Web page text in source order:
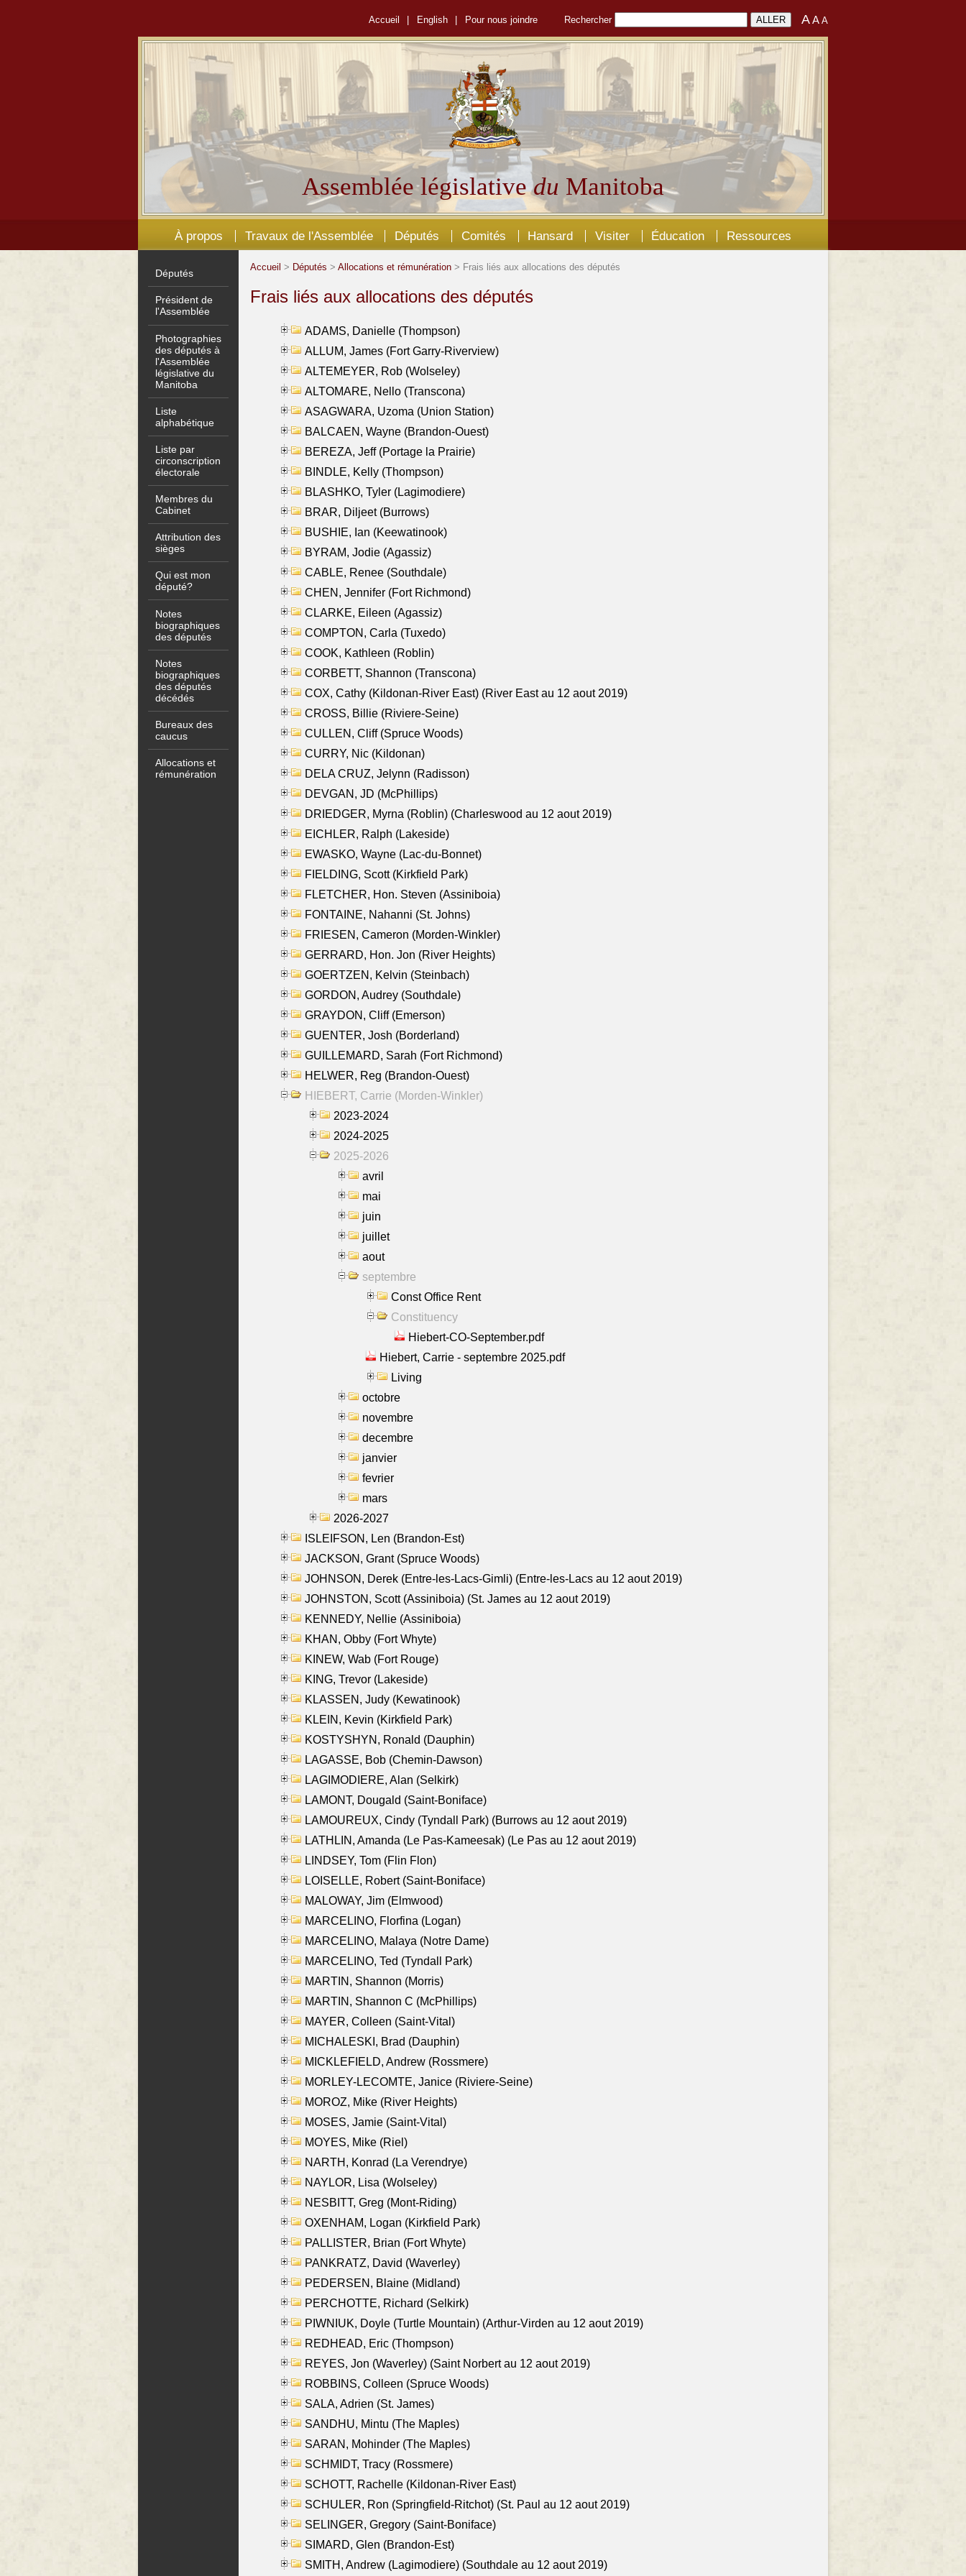
Accueil English Pour nous joindre Rechercher AA A
Assemblée législativedu Manitoba
À propos Travaux de l'Assemblée Députés Comités Hansard Visiter Éducation Ressources
Députés
Président de
l'Assemblée
Photographies
des députés à
l'Assemblée
législative du
Manitoba
Liste
alphabétique
Liste par
circonscription
électorale
Membres du
Cabinet
Attribution des
sièges
Qui est mon
député?
Notes
biographiques
des députés
Notes
biographiques
des députés
décédés
Bureaux des
caucus
Allocations et
rémunération
Accueil > Députés > Allocations et rémunération > Frais liés aux allocations des députés
Frais liés aux allocations des députés
ADAMS, Danielle (Thompson)
ALLUM, James (Fort Garry-Riverview)
ALTEMEYER, Rob (Wolseley)
ALTOMARE, Nello (Transcona)
ASAGWARA, Uzoma (Union Station)
BALCAEN, Wayne (Brandon-Ouest)
BEREZA, Jeff (Portage la Prairie)
BINDLE, Kelly (Thompson)
BLASHKO, Tyler (Lagimodiere)
BRAR, Diljeet (Burrows)
BUSHIE, Ian (Keewatinook)
BYRAM, Jodie (Agassiz)
CABLE, Renee (Southdale)
CHEN, Jennifer (Fort Richmond)
CLARKE, Eileen (Agassiz)
COMPTON, Carla (Tuxedo)
COOK, Kathleen (Roblin)
CORBETT, Shannon (Transcona)
COX, Cathy (Kildonan-River East) (River East au 12 aout 2019)
CROSS, Billie (Riviere-Seine)
CULLEN, Cliff (Spruce Woods)
CURRY, Nic (Kildonan)
DELA CRUZ, Jelynn (Radisson)
DEVGAN, JD (McPhillips)
DRIEDGER, Myrna (Roblin) (Charleswood au 12 aout 2019)
EICHLER, Ralph (Lakeside)
EWASKO, Wayne (Lac-du-Bonnet)
FIELDING, Scott (Kirkfield Park)
FLETCHER, Hon. Steven (Assiniboia)
FONTAINE, Nahanni (St. Johns)
FRIESEN, Cameron (Morden-Winkler)
GERRARD, Hon. Jon (River Heights)
GOERTZEN, Kelvin (Steinbach)
GORDON, Audrey (Southdale)
GRAYDON, Cliff (Emerson)
GUENTER, Josh (Borderland)
GUILLEMARD, Sarah (Fort Richmond)
HELWER, Reg (Brandon-Ouest)
HIEBERT, Carrie (Morden-Winkler)
2023-2024
2024-2025
2025-2026
avril
mai
juin
juillet
aout
septembre
Const Office Rent
Constituency
Hiebert-CO-September.pdf
Hiebert, Carrie - septembre 2025.pdf
Living
octobre
novembre
decembre
janvier
fevrier
mars
2026-2027
ISLEIFSON, Len (Brandon-Est)
JACKSON, Grant (Spruce Woods)
JOHNSON, Derek (Entre-les-Lacs-Gimli) (Entre-les-Lacs au 12 aout 2019)
JOHNSTON, Scott (Assiniboia) (St. James au 12 aout 2019)
KENNEDY, Nellie (Assiniboia)
KHAN, Obby (Fort Whyte)
KINEW, Wab (Fort Rouge)
KING, Trevor (Lakeside)
KLASSEN, Judy (Kewatinook)
KLEIN, Kevin (Kirkfield Park)
KOSTYSHYN, Ronald (Dauphin)
LAGASSE, Bob (Chemin-Dawson)
LAGIMODIERE, Alan (Selkirk)
LAMONT, Dougald (Saint-Boniface)
LAMOUREUX, Cindy (Tyndall Park) (Burrows au 12 aout 2019)
LATHLIN, Amanda (Le Pas-Kameesak) (Le Pas au 12 aout 2019)
LINDSEY, Tom (Flin Flon)
LOISELLE, Robert (Saint-Boniface)
MALOWAY, Jim (Elmwood)
MARCELINO, Florfina (Logan)
MARCELINO, Malaya (Notre Dame)
MARCELINO, Ted (Tyndall Park)
MARTIN, Shannon (Morris)
MARTIN, Shannon C (McPhillips)
MAYER, Colleen (Saint-Vital)
MICHALESKI, Brad (Dauphin)
MICKLEFIELD, Andrew (Rossmere)
MORLEY-LECOMTE, Janice (Riviere-Seine)
MOROZ, Mike (River Heights)
MOSES, Jamie (Saint-Vital)
MOYES, Mike (Riel)
NARTH, Konrad (La Verendrye)
NAYLOR, Lisa (Wolseley)
NESBITT, Greg (Mont-Riding)
OXENHAM, Logan (Kirkfield Park)
PALLISTER, Brian (Fort Whyte)
PANKRATZ, David (Waverley)
PEDERSEN, Blaine (Midland)
PERCHOTTE, Richard (Selkirk)
PIWNIUK, Doyle (Turtle Mountain) (Arthur-Virden au 12 aout 2019)
REDHEAD, Eric (Thompson)
REYES, Jon (Waverley) (Saint Norbert au 12 aout 2019)
ROBBINS, Colleen (Spruce Woods)
SALA, Adrien (St. James)
SANDHU, Mintu (The Maples)
SARAN, Mohinder (The Maples)
SCHMIDT, Tracy (Rossmere)
SCHOTT, Rachelle (Kildonan-River East)
SCHULER, Ron (Springfield-Ritchot) (St. Paul au 12 aout 2019)
SELINGER, Gregory (Saint-Boniface)
SIMARD, Glen (Brandon-Est)
SMITH, Andrew (Lagimodiere) (Southdale au 12 aout 2019)